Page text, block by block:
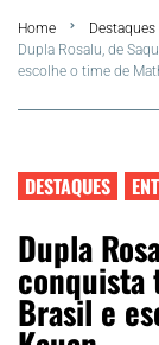
FLA Araru 2026
Araruama
Região dos Lagos
Agenda Cultural
Colunistas
Home
Destaques
Dupla Rosalu, de
escolhe o time de
DESTAQUES
Dupla
conquista
Brasil e